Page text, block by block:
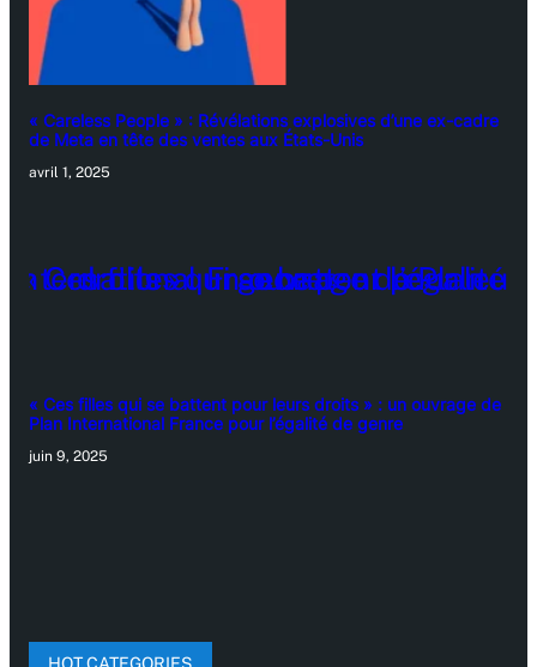
« Careless People » : Révélations explosives d’une ex-cadre
de Meta en tête des ventes aux États-Unis
avril 1, 2025
« Ces filles qui se battent pour leurs droits » : un ouvrage de
Plan International France pour l’égalité de genre
juin 9, 2025